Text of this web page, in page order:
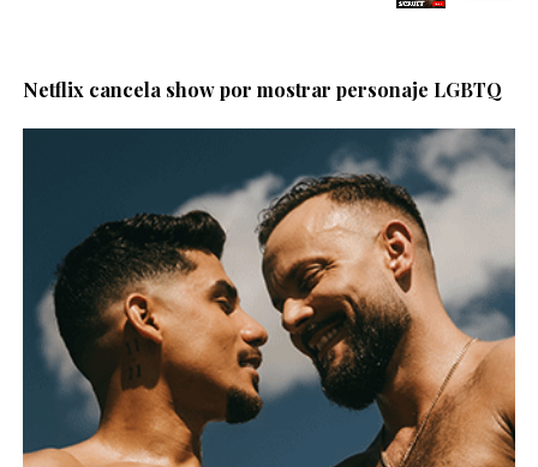
Netflix cancela show por mostrar personaje LGBTQ